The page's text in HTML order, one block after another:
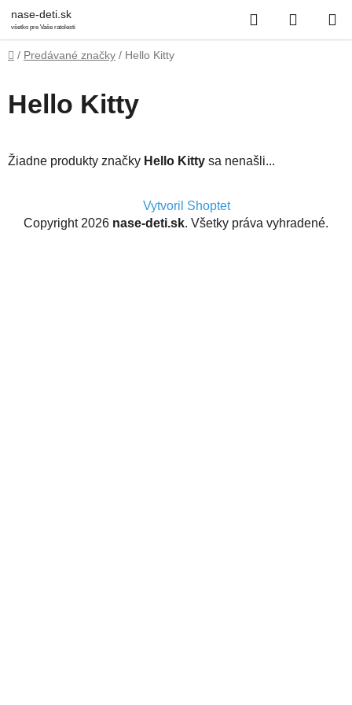
na
obsah
nase-deti.sk
všetko pre Vaše ratolesti
Hľadať
KOŠÍK
Domov
/ Predávané značky / Hello Kitty
Hello Kitty
Žiadne produkty značky Hello Kitty sa nenašli...
Vytvoril Shoptet
Copyright 2026 nase-deti.sk. Všetky práva vyhradené.